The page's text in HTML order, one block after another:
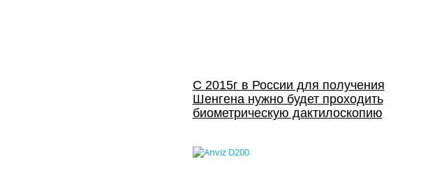
C 2015г в России для получения
Шенгена нужно будет проходить
биометрическую дактилоскопию